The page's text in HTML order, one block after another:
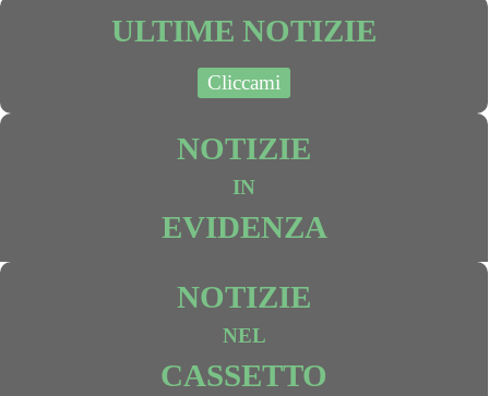
ULTIME NOTIZIE
Cliccami
NOTIZIE
IN
EVIDENZA
NOTIZIE
NEL
CASSETTO